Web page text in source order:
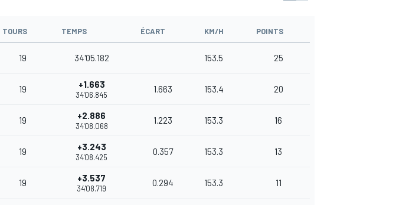
TOURS TEMPS ÉCART KM/H POINTS
19 34'05.182 153.5 25
19 +1.663
34'06.845
1.663 153.4 20
19 +2.886
34'08.068
1.223 153.3 16
19 +3.243
34'08.425
0.357 153.3 13
19 +3.537
34'08.719
0.294 153.3 11